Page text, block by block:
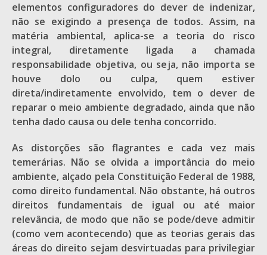
elementos configuradores do dever de indenizar,
não se exigindo a presença de todos. Assim, na
matéria ambiental, aplica-se a teoria do risco
integral, diretamente ligada a chamada
responsabilidade objetiva, ou seja, não importa se
houve dolo ou culpa, quem estiver
direta/indiretamente envolvido, tem o dever de
reparar o meio ambiente degradado, ainda que não
tenha dado causa ou dele tenha concorrido.
As distorções são flagrantes e cada vez mais
temerárias. Não se olvida a importância do meio
ambiente, alçado pela Constituição Federal de 1988,
como direito fundamental. Não obstante, há outros
direitos fundamentais de igual ou até maior
relevância, de modo que não se pode/deve admitir
(como vem acontecendo) que as teorias gerais das
áreas do direito sejam desvirtuadas para privilegiar